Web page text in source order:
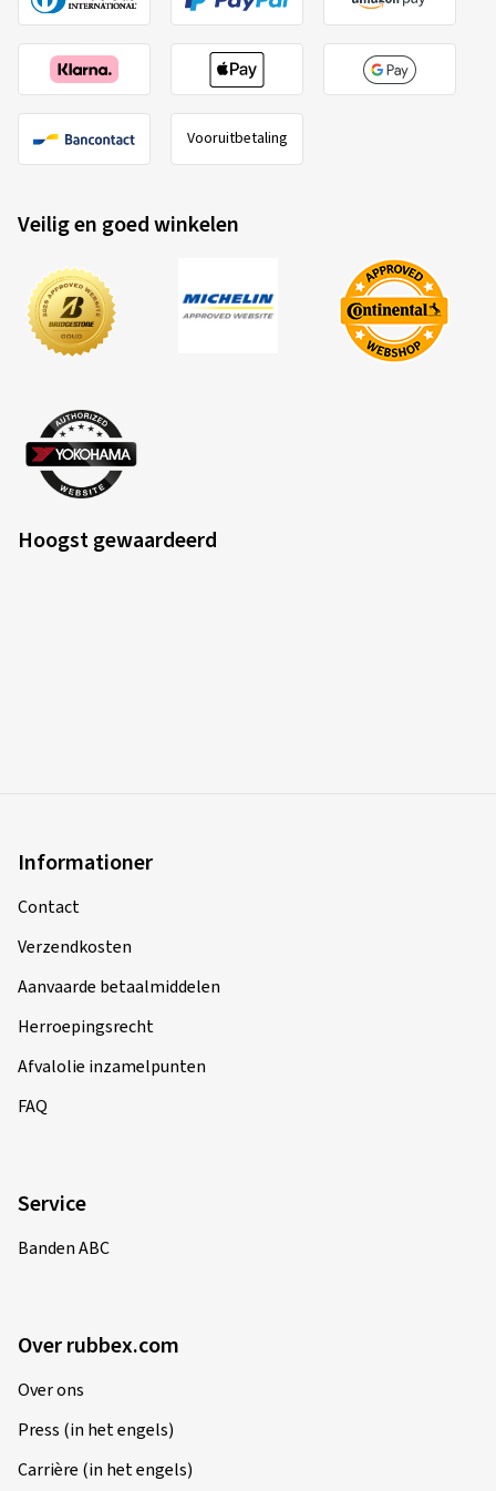
Vooruitbetaling
Veilig en goed winkelen
Hoogst gewaardeerd
Informationer
Contact
Verzendkosten
Aanvaarde betaalmiddelen
Herroepingsrecht
Afvalolie inzamelpunten
FAQ
Service
Banden ABC
Over rubbex.com
Over ons
Press (in het engels)
Carrière (in het engels)